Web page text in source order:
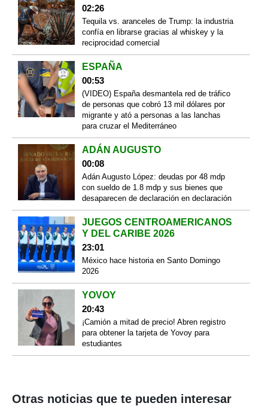
02:26
Tequila vs. aranceles de Trump: la industria
confía en librarse gracias al whiskey y la
reciprocidad comercial
ESPAÑA
00:53
(VIDEO) España desmantela red de tráfico
de personas que cobró 13 mil dólares por
migrante y ató a personas a las lanchas
para cruzar el Mediterráneo
ADÁN AUGUSTO
00:08
Adán Augusto López: deudas por 48 mdp
con sueldo de 1.8 mdp y sus bienes que
desaparecen de declaración en declaración
JUEGOS CENTROAMERICANOS
Y DEL CARIBE 2026
23:01
México hace historia en Santo Domingo
2026
YOVOY
20:43
¡Camión a mitad de precio! Abren registro
para obtener la tarjeta de Yovoy para
estudiantes
Otras noticias que te pueden interesar